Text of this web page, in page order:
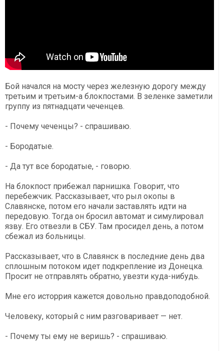
Бой начался на мосту через железную дорогу между
третьим и третьим-а блокпостами. В зеленке заметили
группу из пятнадцати чеченцев.
- Почему чеченцы? - спрашиваю.
- Бородатые.
- Да тут все бородатые, - говорю.
На блокпост прибежал парнишка. Говорит, что
перебежчик. Рассказывает, что рыл окопы в
Славянске, потом его начали заставлять идти на
передовую. Тогда он бросил автомат и симулировал
язву. Его отвезли в СБУ. Там просидел день, а потом
сбежал из больницы.
Рассказывает, что в Славянск в последние день два
сплошным потоком идет подкрепление из Донецка.
Просит не отправлять обратно, увезти куда-нибудь.
Мне его исторрия кажется довольно правдоподобной.
Человеку, который с ним разговаривает — нет.
- Почему ты ему не веришь? - спрашиваю.